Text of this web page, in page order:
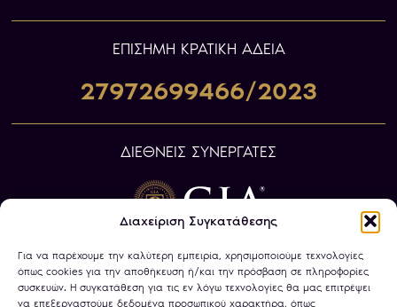
Διαχείριση Συγκατάθεσης
Για να παρέχουμε την καλύτερη εμπειρία, χρησιμοποιούμε τεχνολογίες
όπως cookies για την αποθήκευση ή/και την πρόσβαση σε πληροφορίες
συσκευών. Η συγκατάθεση για τις εν λόγω τεχνολογίες θα μας επιτρέψει
να επεξεργαστούμε δεδομένα προσωπικού χαρακτήρα, όπως
ΕΠIΣΗΜΗ ΚΡΑΤΙΚΗ ΑΔΕΙΑ
27972699466/2023
ΔΙΕΘΝΕΙΣ ΣΥΝΕΡΓΑΤΕΣ